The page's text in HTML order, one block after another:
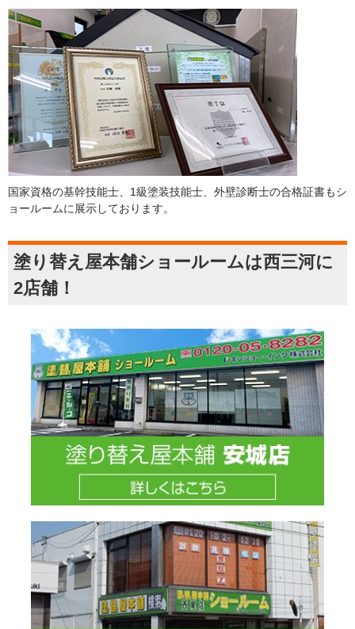
国家資格の基幹技能士、1級塗装技能士、外壁診断士の合格証書もシ
ョールームに展示しております。
塗り替え屋本舗ショールームは西三河に
2店舗！